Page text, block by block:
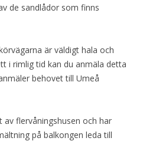
de sandlådor som finns
är väldigt hala och
i rimlig tid kan du anmäla detta
behovet till Umeå
flervåningshusen och har
på balkongen leda till